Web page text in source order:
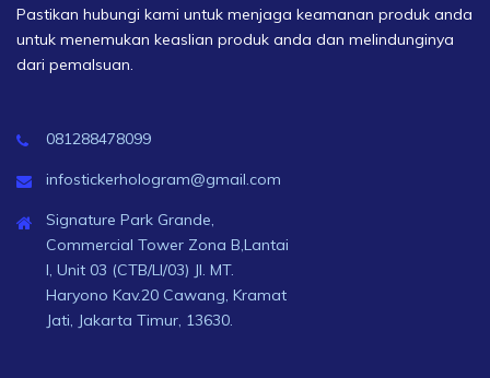
Pastikan hubungi kami untuk menjaga keamanan produk anda
untuk menemukan keaslian produk anda dan melindunginya
dari pemalsuan.
081288478099
infostickerhologram@gmail.com
Signature Park Grande,
Commercial Tower Zona B,Lantai
I, Unit 03 (CTB/LI/03) Jl. MT.
Haryono Kav.20 Cawang, Kramat
Jati, Jakarta Timur, 13630.